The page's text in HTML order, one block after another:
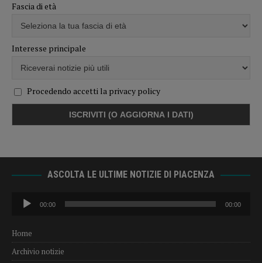
Fascia di età
Interesse principale
Procedendo accetti la privacy policy
ASCOLTA LE ULTIME NOTIZIE DI PIACENZA
Audio
Player
00:00 00:00
Home
Archivio notizie